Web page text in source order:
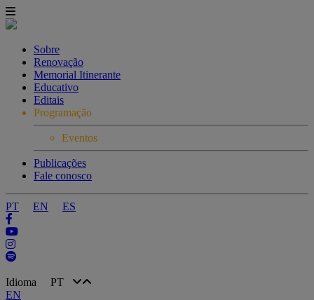
Sobre
Renovação
Memorial Itinerante
Educativo
Editais
Programação
Eventos
Publicações
Fale conosco
PT EN ES
Idioma PT
EN